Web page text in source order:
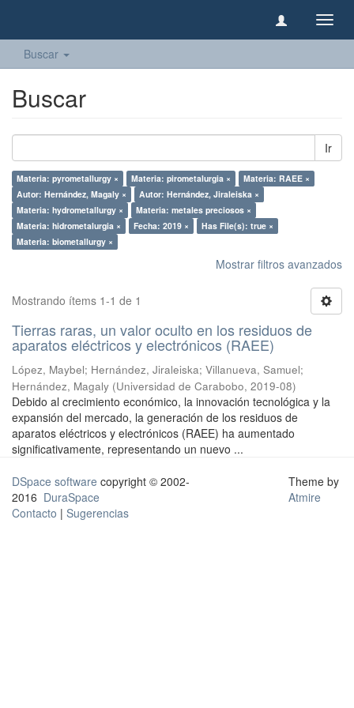
Buscar
Buscar
Ir
Materia: pyrometallurgy × Materia: pirometalurgia ×
Materia: RAEE ×
Autor: Hernández, Magaly ×
Autor: Hernández, Jiraleiska ×
Materia: hydrometallurgy ×
Materia: metales preciosos ×
Materia: hidrometalurgia ×
Fecha: 2019 ×
Has File(s): true ×
Materia: biometallurgy ×
Mostrar filtros avanzados
Mostrando ítems 1-1 de 1
Tierras raras, un valor oculto en los residuos de
aparatos eléctricos y electrónicos (RAEE)
López, Maybel; Hernández, Jiraleiska; Villanueva, Samuel;
Hernández, Magaly (Universidad de Carabobo, 2019-08)
Debido al crecimiento económico, la innovación tecnológica y la
expansión del mercado, la generación de los residuos de
aparatos eléctricos y electrónicos (RAEE) ha aumentado
significativamente, representando un nuevo ...
DSpace software copyright © 2002-
2016 DuraSpace
Contacto | Sugerencias
Theme by
Atmire